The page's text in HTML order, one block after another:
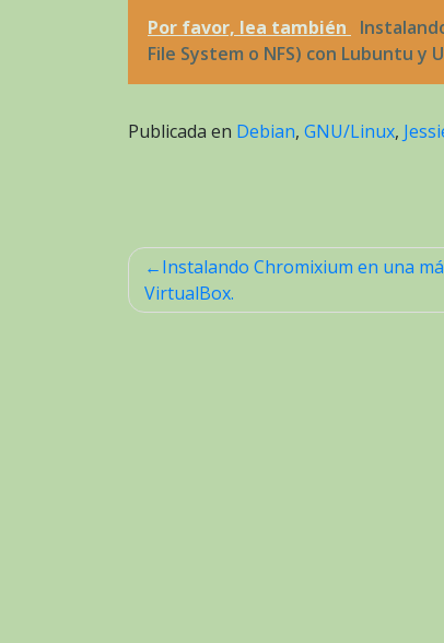
Por favor, lea también
File System o NFS) con Lubuntu y
Publicada en Debian, GNU/Linux,
Navegación
de
Instalando Chromixium en una
VirtualBox.